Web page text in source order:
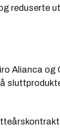
reduserte
Alianca